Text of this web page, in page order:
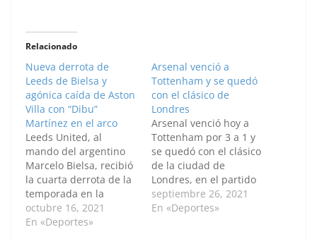
Relacionado
Nueva derrota de
Leeds de Bielsa y
agónica caída de Aston
Villa con “Dibu”
Martínez en el arco
Leeds United, al
mando del argentino
Marcelo Bielsa, recibió
la cuarta derrota de la
temporada en la
Premier League, al caer
con Southampton 1 a 0
octubre 16, 2021
En «Deportes»
Arsenal venció a
Tottenham y se quedó
con el clásico de
Londres
Arsenal venció hoy a
Tottenham por 3 a 1 y
se quedó con el clásico
de la ciudad de
Londres, en el partido
correspondiente a la
sexta fecha de la
septiembre 26, 2021
En «Deportes»